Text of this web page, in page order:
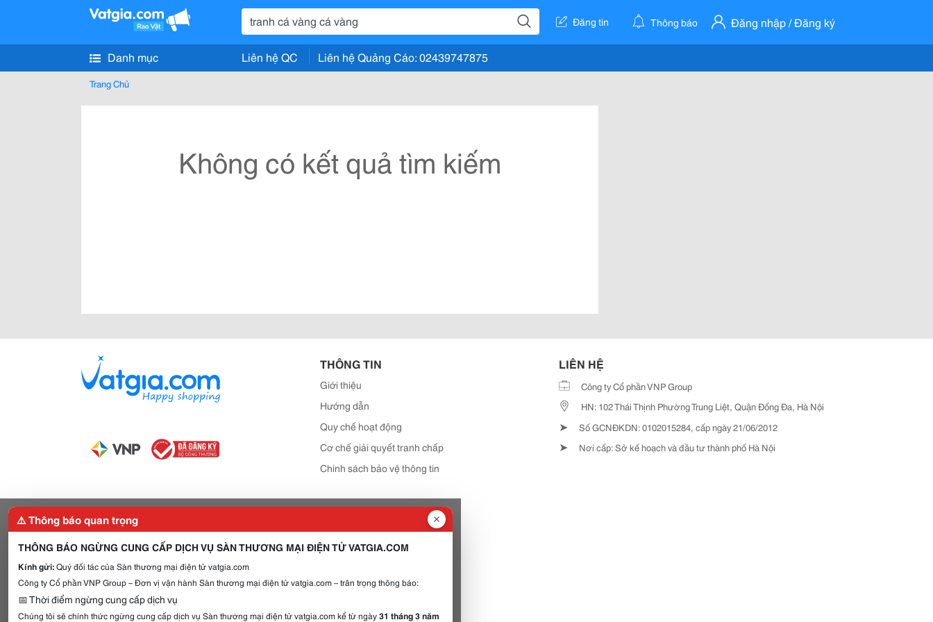
Đăng tin Thông báo Đăng nhập / Đăng ký
Danh mục Liên hệ QC Liên hệ Quảng Cáo: 02439747875
Trang Chủ
Không có kết quả tìm kiếm
THÔNG TIN
Giới thiệu
Hướng dẫn
Quy chế hoạt động
Cơ chế giải quyết tranh chấp
Chính sách bảo vệ thông tin
LIÊN HỆ
Công ty Cổ phần VNP Group
HN: 102 Thái Thịnh Phường Trung Liệt, Quận Đống Đa, Hà Nội
➤ Số GCNĐKDN: 0102015284, cấp ngày 21/06/2012
➤ Nơi cấp: Sở kế hoạch và đầu tư thành phố Hà Nội
⚠️ Thông báo quan trọng
THÔNG BÁO NGỪNG CUNG CẤP DỊCH VỤ SÀN THƯƠNG MẠI ĐIỆN TỬ VATGIA.COM
Kính gửi:Quý đối tác của Sàn thương mại điện tử vatgia.com
Công ty Cổ phần VNP Group – Đơn vị vận hành Sàn thương mại điện tử vatgia.com – trân trọng thông báo:
📅 Thời điểm ngừng cung cấp dịch vụ
Chúng tôi sẽ chính thức ngừng cung cấp dịch vụ Sàn thương mại điện tử vatgia.com kể từ ngày31 tháng 3 năm